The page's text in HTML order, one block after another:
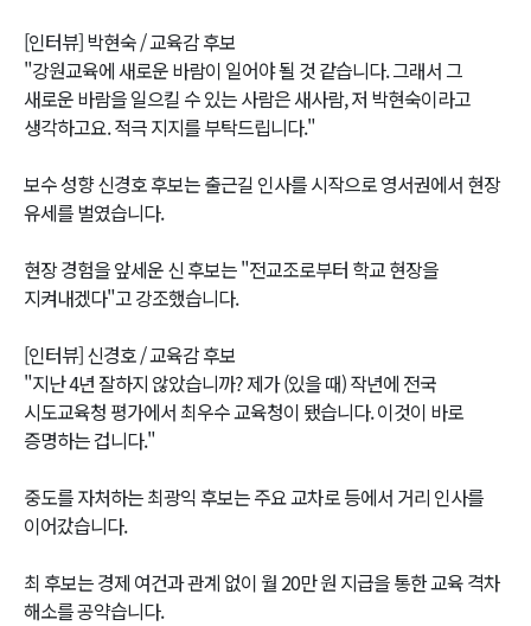
[인터뷰] 박현숙 / 교육감 후보
"강원교육에 새로운 바람이 일어야 될 것 같습니다. 그래서 그
새로운 바람을 일으킬 수 있는 사람은 새사람, 저 박현숙이라고
생각하고요. 적극 지지를 부탁드립니다."
보수 성향 신경호 후보는 출근길 인사를 시작으로 영서권에서 현장
유세를 벌였습니다.
현장 경험을 앞세운 신 후보는 "전교조로부터 학교 현장을
지켜내겠다"고 강조했습니다.
[인터뷰] 신경호 / 교육감 후보
"지난 4년 잘하지 않았습니까? 제가 (있을 때) 작년에 전국
시도교육청 평가에서 최우수 교육청이 됐습니다. 이것이 바로
증명하는 겁니다."
중도를 자처하는 최광익 후보는 주요 교차로 등에서 거리 인사를
이어갔습니다.
최 후보는 경제 여건과 관계 없이 월 20만 원 지급을 통한 교육 격차
해소를 공약습니다.